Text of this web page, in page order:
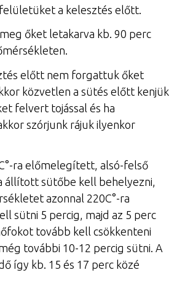
a kelesztés előtt.
őket letakarva kb. 90 perc
előtt nem forgattuk őket
közvetlen a sütés előtt kenjük
felvert tojással és ha
szórjunk rájuk ilyenkor
ra előmelegített, alsó-felső
állított sütőbe kell behelyezni,
azonnal 220C°-ra
sütni 5 percig, majd az 5 perc
tovább kell csökkenteni
további 10-12 percig sütni. A
így kb. 15 és 17 perc közé